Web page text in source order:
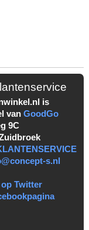
is
van GoodGo
9C
s.nl
Twitter